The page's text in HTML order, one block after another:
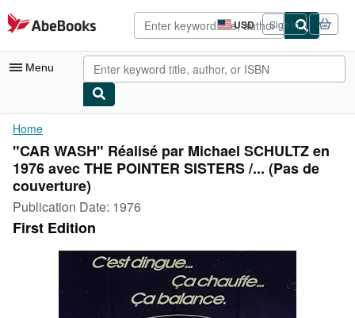
Skip to main content
AbeBooks.com USD
Site
shopping
preferences
Sign in
Menu
My Account
My Purchases
Advanced Search
Browse Collections
Rare Books
Art & Collectibles
Home
"CAR WASH" Réalisé par Michael SCHULTZ en
1976 avec THE POINTER SISTERS /... (Pas de
couverture)
Publication Date: 1976
First Edition